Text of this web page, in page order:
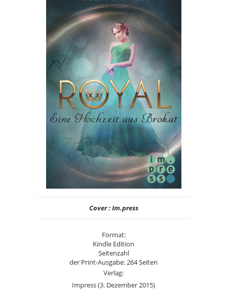
Cover : Im.press
Format:
Kindle Edition
Seitenzahl
der Print-Ausgabe: 264 Seiten
Verlag:
Impress (3. Dezember 2015)